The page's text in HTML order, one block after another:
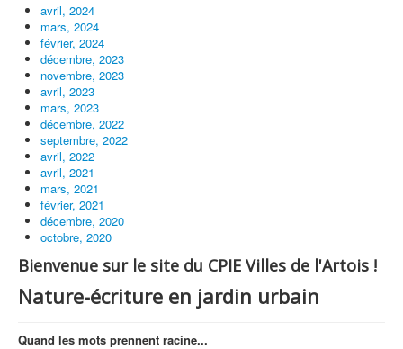
avril, 2024
mars, 2024
février, 2024
décembre, 2023
novembre, 2023
avril, 2023
mars, 2023
décembre, 2022
septembre, 2022
avril, 2022
avril, 2021
mars, 2021
février, 2021
décembre, 2020
octobre, 2020
Bienvenue sur le site du CPIE Villes de l'Artois !
Nature-écriture en jardin urbain
Quand les mots prennent racine...